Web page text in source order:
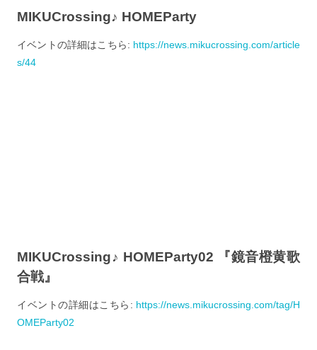
MIKUCrossing♪ HOMEParty
イベントの詳細はこちら: https://news.mikucrossing.com/article
s/44
MIKUCrossing♪ HOMEParty02 『鏡音橙黄歌
合戦』
イベントの詳細はこちら: https://news.mikucrossing.com/tag/H
OMEParty02